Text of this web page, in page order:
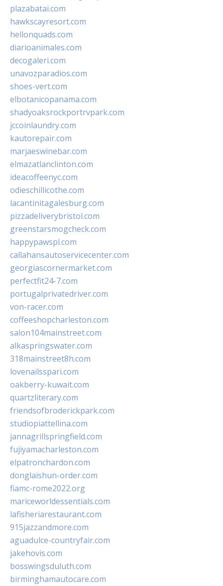
plazabatai.com
hawkscayresort.com
hellonquads.com
diarioanimales.com
decogaleri.com
unavozparadios.com
shoes-vert.com
elbotanicopanama.com
shadyoaksrockportrvpark.com
jccoinlaundry.com
kautorepair.com
marjaeswinebar.com
elmazatlanclinton.com
ideacoffeenyc.com
odieschillicothe.com
lacantinitagalesburg.com
pizzadeliverybristol.com
greenstarsmogcheck.com
happypawspl.com
callahansautoservicecenter.com
georgiascornermarket.com
perfectfit24-7.com
portugalprivatedriver.com
von-racer.com
coffeeshopcharleston.com
salon104mainstreet.com
alkaspringswater.com
318mainstreet8h.com
lovenailsspari.com
oakberry-kuwait.com
quartzliterary.com
friendsofbroderickpark.com
studiopiattellina.com
jannagrillspringfield.com
fujiyamacharleston.com
elpatronchardon.com
donglaishun-order.com
fiamc-rome2022.org
mariceworldessentials.com
lafisheriarestaurant.com
915jazzandmore.com
aguadulce-countryfair.com
jakehovis.com
bosswingsduluth.com
birminghamautocare.com